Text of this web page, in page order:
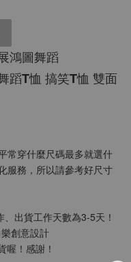
搭T恤 潮牌品質
典合身12色可選
鴻圖舞蹈
蹈T恤 搞笑T恤 雙面
常穿什麼尺碼最多就選什
服務，所以請參考好尺寸
出貨工作天數為3-5天！
創意設計
喔！感謝！